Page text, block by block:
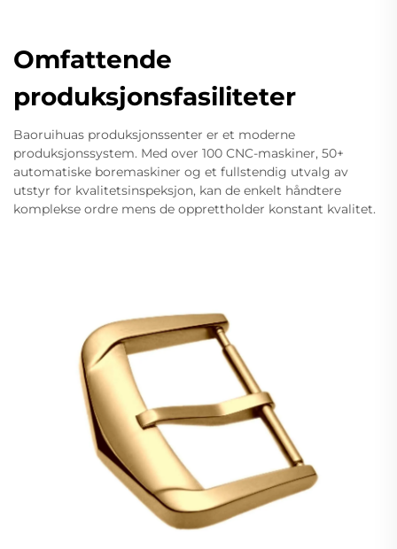
Omfattende
produksjonsfasiliteter
Baoruihuas produksjonssenter er et moderne
produksjonssystem. Med over 100 CNC-maskiner, 50+
automatiske boremaskiner og et fullstendig utvalg av
utstyr for kvalitetsinspeksjon, kan de enkelt håndtere
komplekse ordre mens de opprettholder konstant kvalitet.